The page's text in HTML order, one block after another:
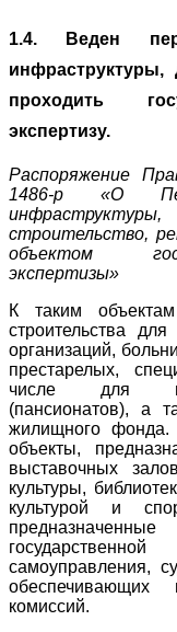
1.4. Веден
инфраструктуры,
проходить
экспертизу.
Распоряжение
1486-р «О
строительство,
объектом
экспертизы»
К таким
строительства
организаций,
престарелых,
числе для
(пансионатов), а
жилищного фонда.
объекты,
выставочных
культуры,
культурой и
самоуправления,
обеспечивающих
комиссий.